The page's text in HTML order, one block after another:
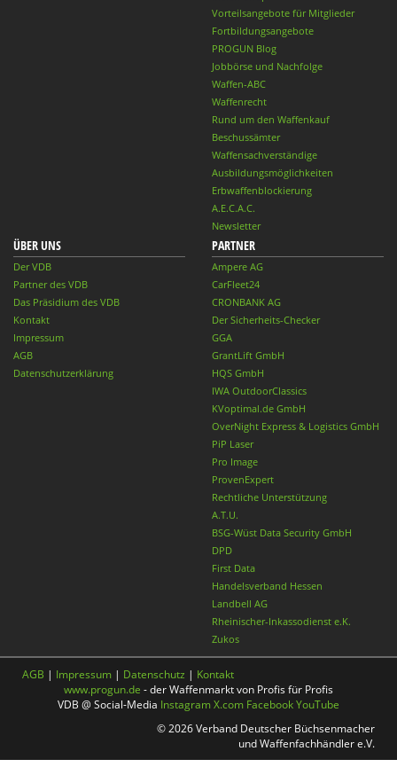
Vorteilsangebote für Mitglieder
Fortbildungsangebote
PROGUN Blog
Jobbörse und Nachfolge
Waffen-ABC
Waffenrecht
Rund um den Waffenkauf
Beschussämter
Waffensachverständige
Ausbildungsmöglichkeiten
Erbwaffenblockierung
A.E.C.A.C.
Newsletter
ÜBER UNS
Der VDB
Partner des VDB
Das Präsidium des VDB
Kontakt
Impressum
AGB
Datenschutzerklärung
PARTNER
Ampere AG
CarFleet24
CRONBANK AG
Der Sicherheits-Checker
GGA
GrantLift GmbH
HQS GmbH
IWA OutdoorClassics
KVoptimal.de GmbH
OverNight Express & Logistics GmbH
PiP Laser
Pro Image
ProvenExpert
Rechtliche Unterstützung
A.T.U.
BSG-Wüst Data Security GmbH
DPD
First Data
Handelsverband Hessen
Landbell AG
Rheinischer-Inkassodienst e.K.
Zukos
AGB | Impressum | Datenschutz | Kontakt
www.progun.de - der Waffenmarkt von Profis für Profis
VDB @ Social-Media InstagramX.com FacebookYouTube
© 2026 Verband Deutscher Büchsenmacher
und Waffenfachhändler e.V.